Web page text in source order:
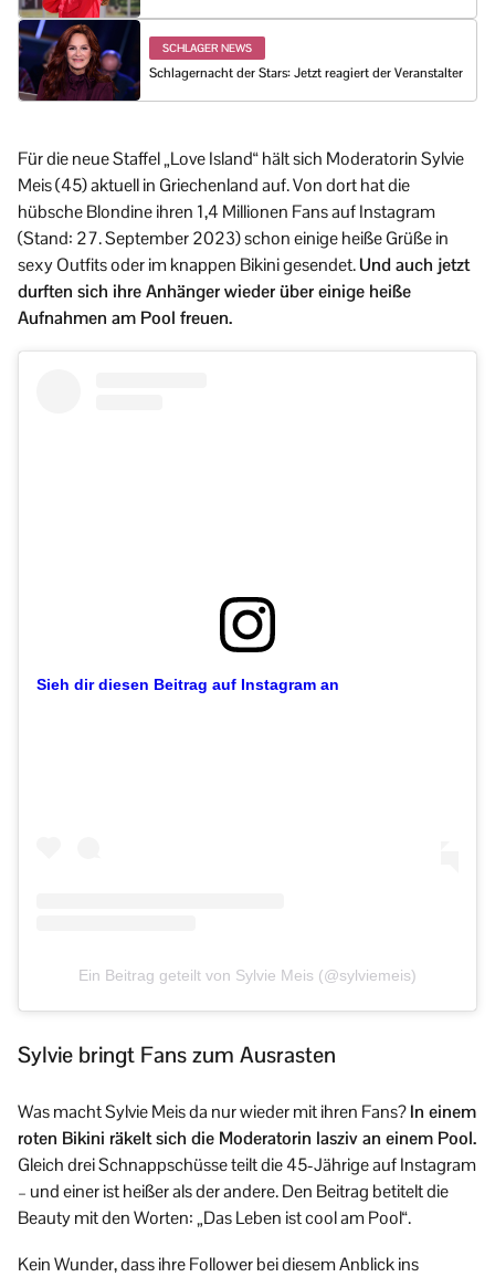
SCHLAGER NEWS
Schlagernacht der Stars: Jetzt reagiert der Veranstalter
Für die neue Staffel „Love Island“ hält sich Moderatorin Sylvie
Meis (45) aktuell in Griechenland auf. Von dort hat die
hübsche Blondine ihren 1,4 Millionen Fans auf Instagram
(Stand: 27. September 2023) schon einige heiße Grüße in
sexy Outfits oder im knappen Bikini gesendet.Und auch jetzt
durften sich ihre Anhänger wieder über einige heiße
Aufnahmen am Pool freuen.
Sieh dir diesen Beitrag auf Instagram an
Ein Beitrag geteilt von Sylvie Meis (@sylviemeis)
Sylvie bringt Fans zum Ausrasten
Was macht Sylvie Meis da nur wieder mit ihren Fans?In einem
roten Bikini räkelt sich die Moderatorin lasziv an einem Pool.
Gleich drei Schnappschüsse teilt die 45-Jährige auf Instagram
– und einer ist heißer als der andere. Den Beitrag betitelt die
Beauty mit den Worten: „Das Leben ist cool am Pool“.
Kein Wunder, dass ihre Follower bei diesem Anblick ins